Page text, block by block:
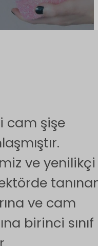
cam şişe
ve yenilikçi
ve cam
birinci sınıf